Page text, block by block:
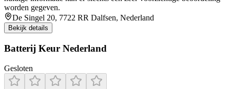
worden gegeven.
De Singel 20, 7722 RR Dalfsen, Nederland
Bekijk details
Batterij Keur Nederland
Gesloten